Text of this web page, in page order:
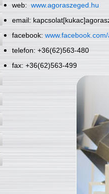
web: www.agoraszeged.hu
email:
facebook:
telefon: +36(62)563-480
fax: +36(62)563-499